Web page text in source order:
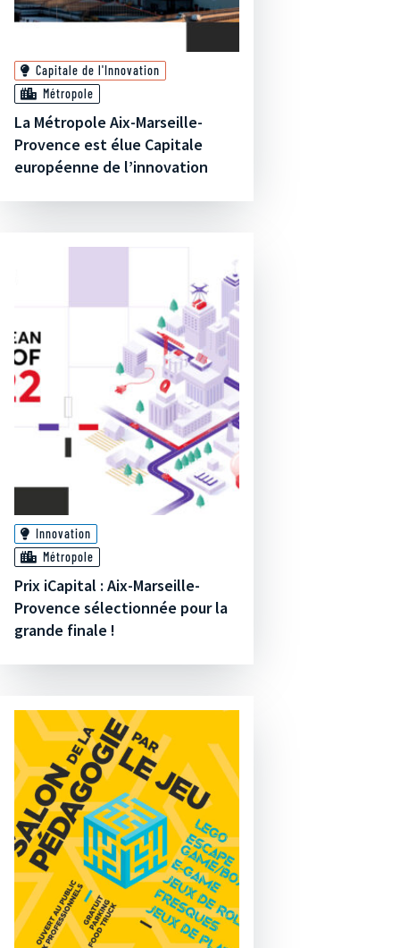
Capitale de l'Innovation
Métropole
La Métropole Aix-Marseille-
Provence est élue Capitale
européenne de l’innovation
Innovation
Métropole
Prix iCapital : Aix-Marseille-
Provence sélectionnée pour la
grande finale !